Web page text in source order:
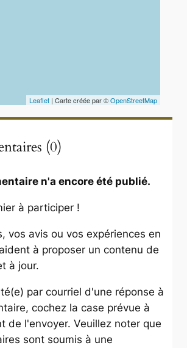
Leaflet | Carte créée par ©OpenStreetMap
(0)
n'a encore été publié.
à participer !
vos avis ou vos expériences en
à proposer un contenu de
à jour.
par courriel d'une réponse à
cochez la case prévue à
de l'envoyer. Veuillez noter que
sont soumis à une